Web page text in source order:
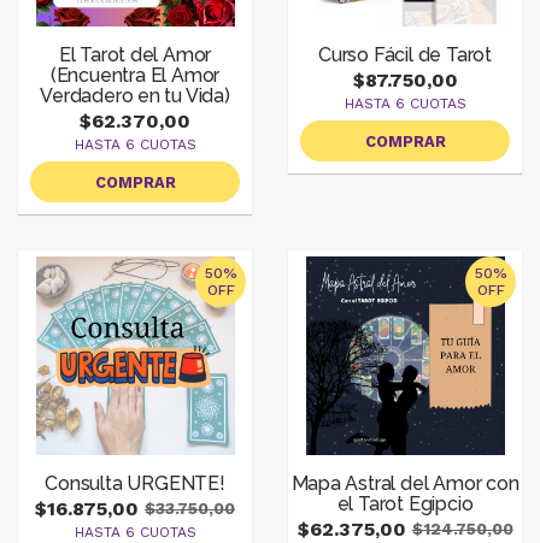
El Tarot del Amor
(Encuentra El Amor
Verdadero en tu Vida)
$62.370,00
HASTA 6 CUOTAS
COMPRAR
Curso Fácil de Tarot
$87.750,00
HASTA 6 CUOTAS
COMPRAR
50%
OFF
Consulta URGENTE!
$16.875,00 $33.750,00
HASTA 6 CUOTAS
50%
OFF
Mapa Astral del Amor con
el Tarot Egipcio
$62.375,00 $124.750,00